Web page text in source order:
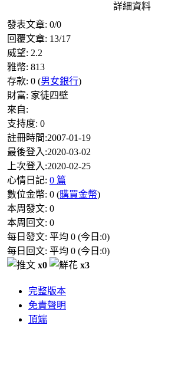
詳細資料
發表文章: 0/0
回覆文章: 13/17
威望: 2.2
雅幣: 813
存款: 0 (男女銀行)
財富: 家徒四壁
來自:
支持度: 0
註冊時間:2007-01-19
最後登入:2020-03-02
上次登入:2020-02-25
心情日記: 0 篇
數位金幣: 0 (購買金幣)
本周發文: 0
本周回文: 0
每日發文: 平均 0 (今日:0)
每日回文: 平均 0 (今日:0)
x0
x3
完整版本
免責聲明
頂端